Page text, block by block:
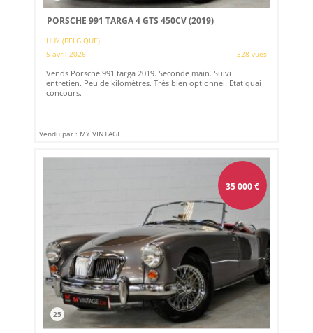
PORSCHE 991 TARGA 4 GTS 450CV (2019)
HUY (BELGIQUE)
5 avril 2026
328 vues
Vends Porsche 991 targa 2019. Seconde main. Suivi
entretien. Peu de kilomètres. Très bien optionnel. Etat quai
concours.
Vendu par : MY VINTAGE
35 000€
25